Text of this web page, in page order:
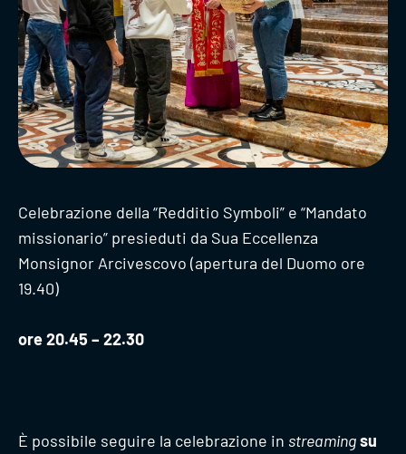
Celebrazione della “Redditio Symboli” e “Mandato
missionario” presieduti da Sua Eccellenza
Monsignor Arcivescovo (apertura del Duomo ore
19.40)
ore 20.45 – 22.30
È possibile seguire la celebrazione in streamingsu